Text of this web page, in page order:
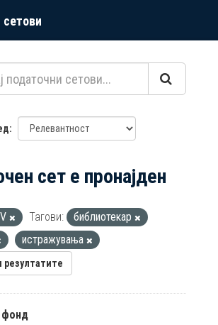
сет е пронајден
Тагови:
библиотекар
истражувања
резултатите
фонд